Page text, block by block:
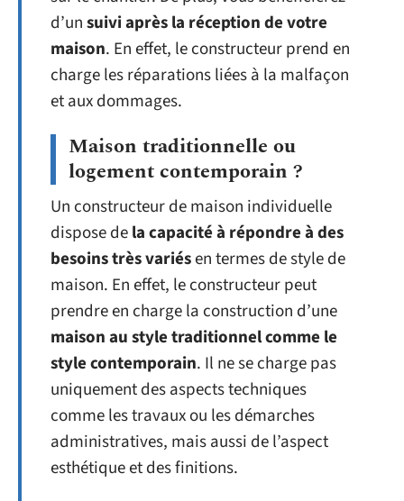
d’unsuivi après la réception de votre
maison. En effet, le constructeur prend en
charge les réparations liées à la malfaçon
et aux dommages.
Maison traditionnelle ou
logement contemporain ?
Un constructeur de maison individuelle
dispose dela capacité à répondre à des
besoins très variésen termes de style de
maison. En effet, le constructeur peut
prendre en charge la construction d’une
maison au style traditionnel comme le
style contemporain. Il ne se charge pas
uniquement des aspects techniques
comme les travaux ou les démarches
administratives, mais aussi de l’aspect
esthétique et des finitions.